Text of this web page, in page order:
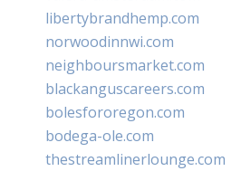
libertybrandhemp.com
norwoodinnwi.com
neighboursmarket.com
blackanguscareers.com
bolesfororegon.com
bodega-ole.com
thestreamlinerlounge.com